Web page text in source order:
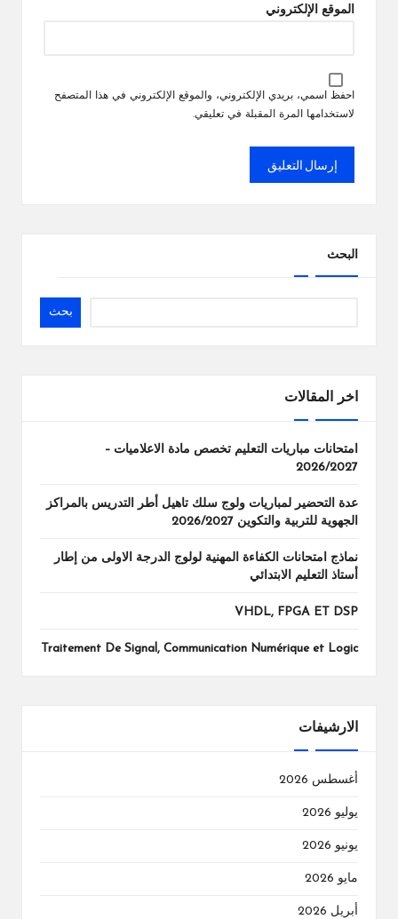
الموقع الإلكتروني
احفظ اسمي، بريدي الإلكتروني، والموقع الإلكتروني في هذا المتصفح
لاستخدامها المرة المقبلة في تعليقي.
البحث
بحث
اخر المقالات
امتحانات مباريات التعليم تخصص مادة الاعلاميات –
2026/2027
عدة التحضير لمباريات ولوج سلك تاهيل أطر التدريس بالمراكز
الجهوية للتربية والتكوين 2026/2027
نماذج امتحانات الكفاءة المهنية لولوج الدرجة الاولى من إطار
أستاذ التعليم الابتدائي
VHDL, FPGA ET DSP
Traitement De Signal, Communication Numérique et Logic
الارشيفات
أغسطس 2026
يوليو 2026
يونيو 2026
مايو 2026
أبريل 2026